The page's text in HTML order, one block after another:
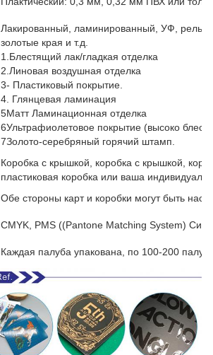
Лакированный, ламинированный, УФ,
золотые края и т.д.
1.Блестящий лак/гладкая отделка
2.Линовая воздушная отделка
3- Пластиковый покрытие.
4. Глянцевая ламинация
5Матт Ламинационная отделка
6Ультрафиолетовое покрытие (высоко
7Золото-серебряный горячий штамп.
Коробка с крышкой, коробка с крышкой,
пластиковая коробка или ваша
Обе стороны карт и коробки могут быть
CMYK, PMS ((Pantone Matching System)
Каждая палуба упакована, по 100-200 палуб